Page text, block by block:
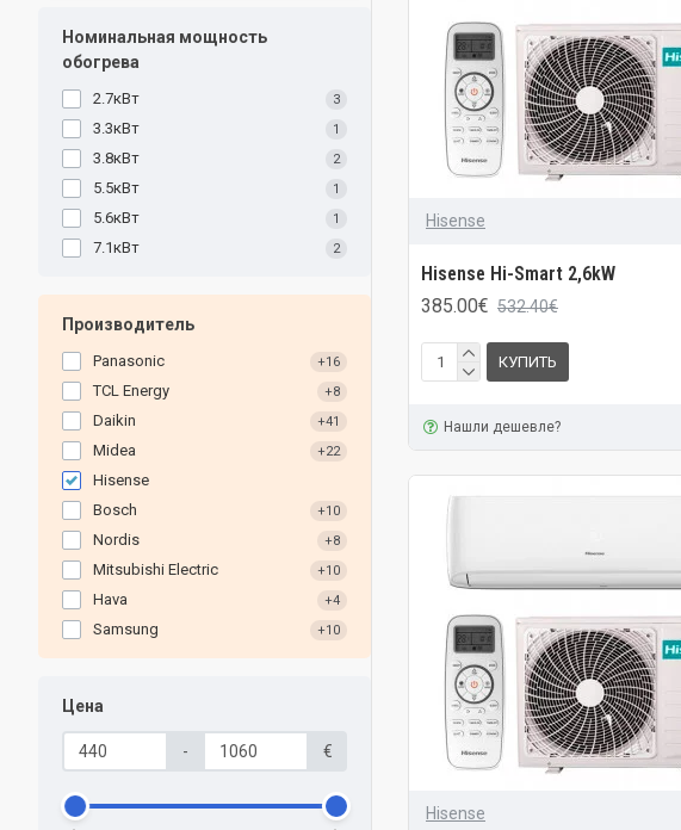
Номинальная мощность
обогрева
2.7кВт 3
3.3кВт 1
3.8кВт 2
5.5кВт 1
5.6кВт 1
7.1кВт 2
Производитель
Panasonic +16
TCL Energy +8
Daikin +41
Midea +22
Hisense
Bosch
+10
Nordis +8
Mitsubishi Electric +10
Hava +4
Samsung +10
Цена
- €
Hisense
Hisense Hi-Smart 2,6kW
385.00€ 532.40€
КУПИТЬ
Нашли дешевле?
Hisense